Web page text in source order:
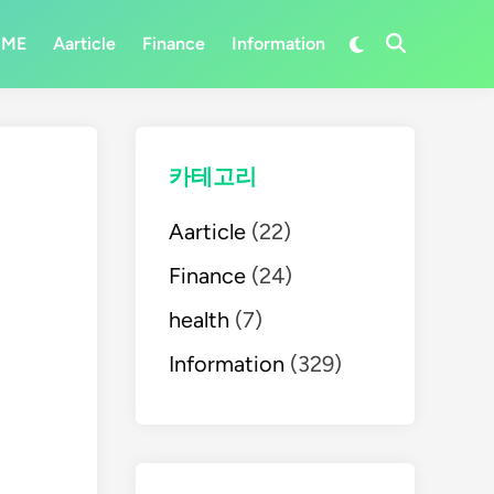
Aarticle Finance Information
Switch
Open
카테고리
Aarticle (22)
Finance (24)
health (7)
Information (329)